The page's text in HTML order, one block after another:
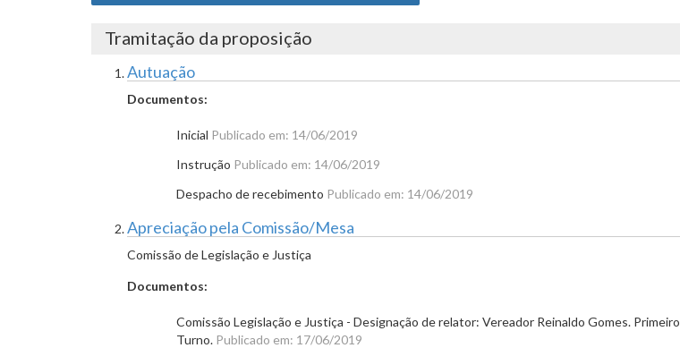
Tramitação da proposição
Autuação
Documentos:
Inicial Publicado em: 14/06/2019
Instrução Publicado em: 14/06/2019
Despacho de recebimento Publicado em: 14/06/2019
Apreciação pela Comissão/Mesa
Comissão de Legislação e Justiça
Documentos:
Comissão Legislação e Justiça - Designação de relator: Vereador Reinaldo Gomes. Primeiro
Turno. Publicado em: 17/06/2019